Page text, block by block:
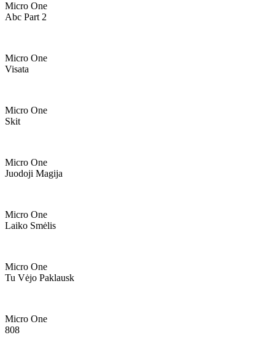
Micro One
Abc Part 2
Micro One
Visata
Micro One
Skit
Micro One
Juodoji Magija
Micro One
Laiko Smėlis
Micro One
Tu Vėjo Paklausk
Micro One
808